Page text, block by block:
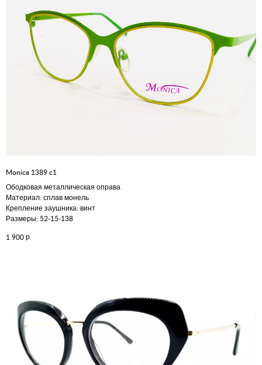
Monica 1389 c1
Ободковая металлическая оправа
Материал: сплав монель
Крепление заушника: винт
Размеры: 52-15-138
1 900р.